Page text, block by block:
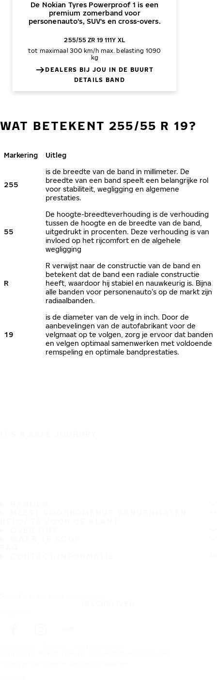
De Nokian Tyres Powerproof 1 is een
premium zomerband voor
personenauto's, SUV's en cross-overs.
255/55 ZR 19 111Y XL
tot maximaal 300 km/h max. belasting 1090
kg
DEALERS BIJ JOU IN DE BUURT
DETAILS BAND
WAT BETEKENT 255/55 R 19?
Markering Uitleg
255
is de breedte van de band in millimeter. De
breedte van een band speelt een belangrijke rol
voor stabiliteit, wegligging en algemene
prestaties.
55
De hoogte-breedteverhouding is de verhouding
tussen de hoogte en de breedte van de band,
uitgedrukt in procenten. Deze verhouding is van
invloed op het rijcomfort en de algehele
wegligging
R
R verwijst naar de constructie van de band en
betekent dat de band een radiale constructie
heeft, waardoor hij stabiel en nauwkeurig is. Bijna
alle banden voor personenauto’s op de markt zijn
radiaalbanden.
19
is de diameter van de velg in inch. Door de
aanbevelingen van de autofabrikant voor de
velgmaat op te volgen, zorg je ervoor dat banden
en velgen optimaal samenwerken met voldoende
remspeling en optimale bandprestaties.